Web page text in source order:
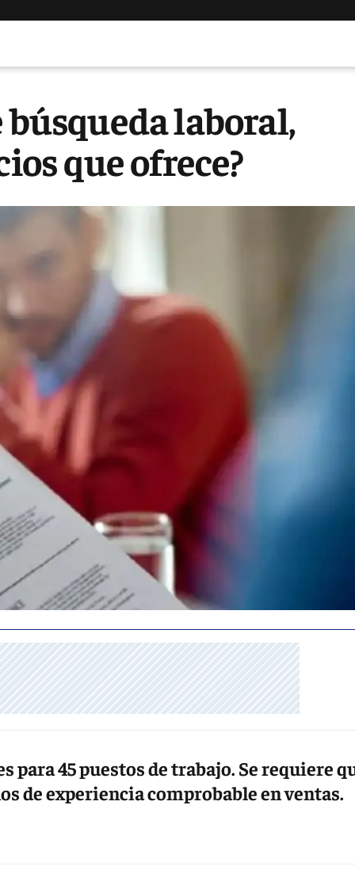
búsqueda laboral,
que ofrece?
para 45 puestos de trabajo. Se requiere
de experiencia comprobable en ventas.